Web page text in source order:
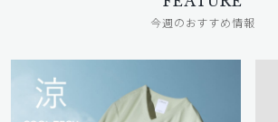
今週のおすすめ情報